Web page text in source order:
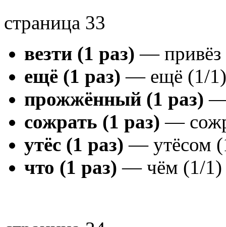
страница 33
везти (1 раз) — привёз
ещё (1 раз) — ещё (1/1)
прожжённый (1 раз) —
сожрать (1 раз) —
утёс (1 раз) — утёсом
что (1 раз) — чём (1/1)